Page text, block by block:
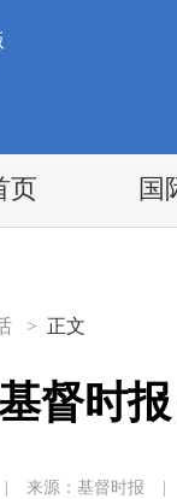
页 国
> 正文
督时
来源：基督时报